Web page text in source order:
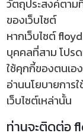
วัตถุประสงค์ตาม
ของเว็บไซต์
หากเว็บไซต์
บุคคลที่สาม โปร
ใช้คุกกี้ของตนเอ
อ่านนโยบายการ
เว็บไซต์เหล่านั้น
ท่านจะติดต่อ